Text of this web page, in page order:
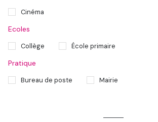
Cinéma
Ecoles
Collège École primaire
Pratique
Bureau de poste Mairie